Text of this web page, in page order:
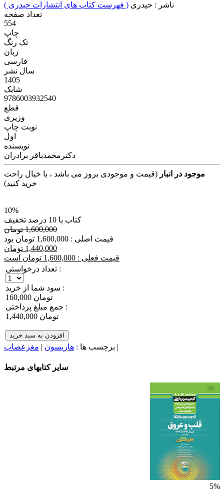
ناشر : حیدری ( فهرست کتاب های انتشارات حیدری )
تعداد صفحه
554
چاپ
تک رنگ
زبان
فارسی
سال نشر
1405
شابک
9786003932540
قطع
وزیری
نوبت چاپ
اول
نویسنده
دکترمحمدباقر برادران
موجود در انبار (قیمت و موجودی بروز می باشد ، با خیال راحت
خرید کنید)
10%
کتاب با 10 درصد تخفیف
1,600,000 تومان
قیمت اصلی : 1,600,000 تومان بود
1,440,000 تومان
قیمت فعلی : 1,600,000 تومان است
تعداد درخواستی :
سود شما از خرید :
160,000 تومان
جمع مبلغ پرداختی :
1,440,000 تومان
افزودن به سبد خرید
برچسب ها : هاریسون | مغزعصاب |
سایر کتابهای مرتبط
5%